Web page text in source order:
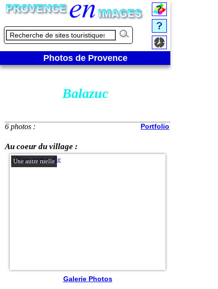
Photos de Provence
Balazuc
6 photos : Portfolio
Au coeur du village :
Une autre ruelle
Galerie Photos